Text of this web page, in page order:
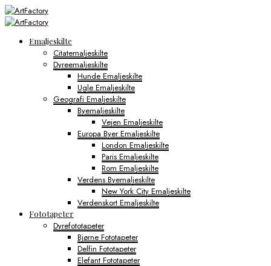
Emaljeskilte
Citatemaljeskilte
Dyreemaljeskilte
Hunde Emaljeskilte
Ugle Emaljeskilte
Geografi Emaljeskilte
Byemaljeskilte
Vejen Emaljeskilte
Europa Byer Emaljeskilte
London Emaljeskilte
Paris Emaljeskilte
Rom Emaljeskilte
Verdens Byemaljeskilte
New York City Emaljeskilte
Verdenskort Emaljeskilte
Fototapeter
Dyrefototapeter
Bjørne Fototapeter
Delfin Fototapeter
Elefant Fototapeter